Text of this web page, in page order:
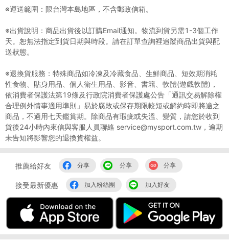
※運送範圍：限台灣本島地區，不含郵政信箱。
※出貨說明：商品出貨後以訂購Email通知。物流到貨另需1-3個工作
天。恕無法指定到貨日期與時段。請在訂單查詢裡追蹤商品出貨與配
送狀態。
※退換貨服務：特殊商品如冷凍及冷藏食品、生鮮商品、短效期消耗
性食物、貼身用品、個人衛生用品、影音、書籍、軟體(遊戲軟體)，
依消費者保護法第19條及行政院消費者保護處公告「通訊交易解除權
合理例外情事適用準則」易於腐敗或保存期限較短或解約時即將逾之
商品，不適用七天鑑賞期。除商品有瑕疵或失溫、變質，請您於收到
貨後24小時內來信與客服人員聯絡 service@mysport.com.tw，逾期
未告知將影響您的退換貨權益。
推薦給好友 分享 分享 分享
接受最新優惠 加入粉絲團 加入好友